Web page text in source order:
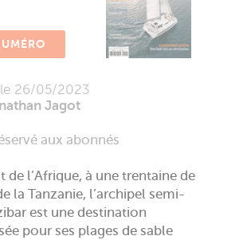
26/05/2023
Jagot
aux abonnés
de l’Afrique, à une trentaine de
la Tanzanie, l’archipel semi-
est une destination
pour ses plages de sable